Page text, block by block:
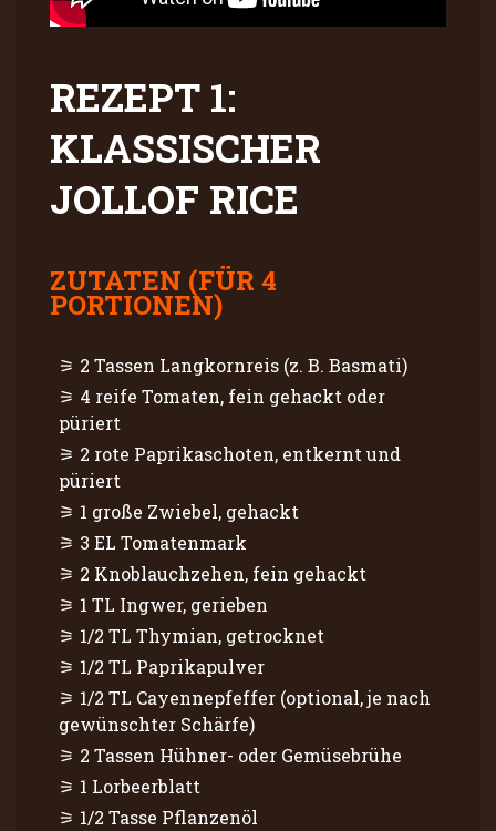
REZEPT 1:
KLASSISCHER
JOLLOF RICE
ZUTATEN (FÜR 4
PORTIONEN)
2 Tassen Langkornreis (z. B. Basmati)
4 reife Tomaten, fein gehackt oder
püriert
2 rote Paprikaschoten, entkernt und
püriert
1 große Zwiebel, gehackt
3 EL Tomatenmark
2 Knoblauchzehen, fein gehackt
1 TL Ingwer, gerieben
1/2 TL Thymian, getrocknet
1/2 TL Paprikapulver
1/2 TL Cayennepfeffer (optional, je nach
gewünschter Schärfe)
2 Tassen Hühner- oder Gemüsebrühe
1 Lorbeerblatt
1/2 Tasse Pflanzenöl